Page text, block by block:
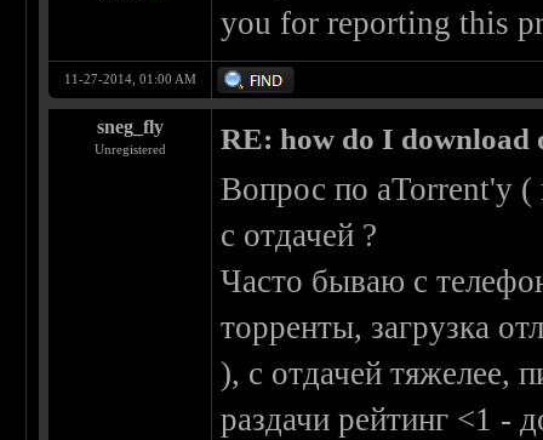
you for reporting this
11-27-2014, 01:00 AM
sneg_fly
Unregistered RE: how do I download
Вопрос по aTorrent'у (
с отдачей ?
Часто бываю с
торренты, загрузка
), с отдачей тяжелее,
раздачи рейтинг <1 -